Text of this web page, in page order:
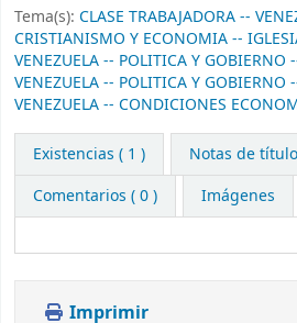
Tema(s): CLASE TRABAJADORA --
CRISTIANISMO Y ECONOMIA --
VENEZUELA -- POLITICA Y GOBIERNO
VENEZUELA -- POLITICA Y GOBIERNO
VENEZUELA -- CONDICIONES
Existencias ( 1 )
Notas de
Comentarios ( 0 )
Imágenes
Imprimir